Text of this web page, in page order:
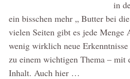
in
ein bisschen mehr „ Butter bei
vielen Seiten gibt es jede Menge
wenig wirklich neue
zu einem wichtigen Thema – mit
Inhalt. Auch hier …